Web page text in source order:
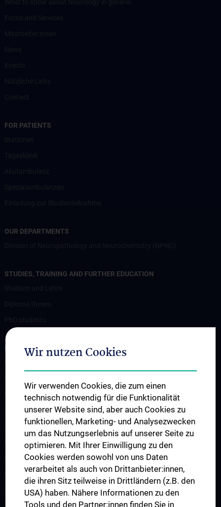
FOR PATIENTS
OUR DEPARTMENTS
STUDIES, TRAINING AND FURTHER EDUCATION
RESEARCH
Memory disorders and dementia
Arbeitsgruppe Epilepsie
Arbeitsgruppe für Idiopathische intrakranielle Hypertension (IIH)
Neurogenetics
Research Group „Neuroinflammatory Diseases”
Neuromuscular Diseases Research Group
Arbeitsgruppe für Neuroonkologie
Science & Research of the working group "Neuropsychology"
Wir nutzen Cookies
Wir verwenden Cookies, die zum einen
technisch notwendig für die Funktionalität
unserer Website sind, aber auch Cookies zu
funktionellen, Marketing- und Analysezwecken
um das Nutzungserlebnis auf unserer Seite zu
optimieren. Mit Ihrer Einwilligung zu den
Cookies werden sowohl von uns Daten
verarbeitet als auch von Drittanbieter:innen,
die ihren Sitz teilweise in Drittländern (z.B. den
USA) haben. Nähere Informationen zu den
Tools und den Partner:innen finden Sie in